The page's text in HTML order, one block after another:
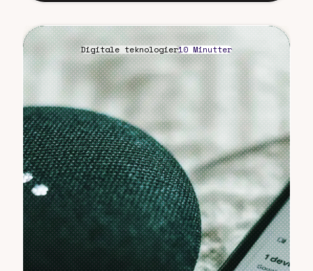
Digitale teknologier10 Minutter